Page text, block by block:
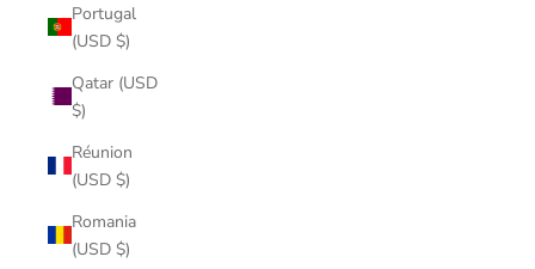
Portugal
(USD $)
Qatar (USD
$)
Réunion
(USD $)
Romania
(USD $)